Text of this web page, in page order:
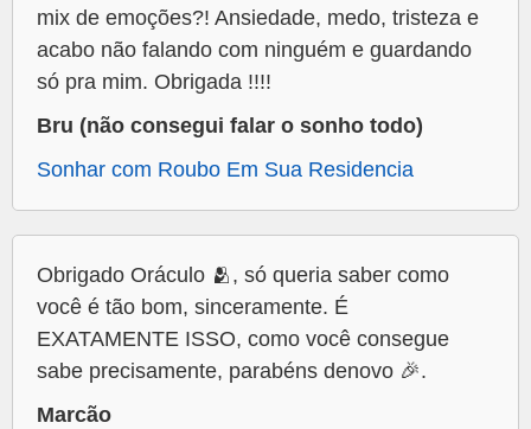
mix de emoções?! Ansiedade, medo, tristeza e
acabo não falando com ninguém e guardando
só pra mim. Obrigada !!!!
Bru (não consegui falar o sonho todo)
Sonhar com Roubo Em Sua Residencia
Obrigado Oráculo 🫂, só queria saber como
você é tão bom, sinceramente. É
EXATAMENTE ISSO, como você consegue
sabe precisamente, parabéns denovo 🎉.
Marcão